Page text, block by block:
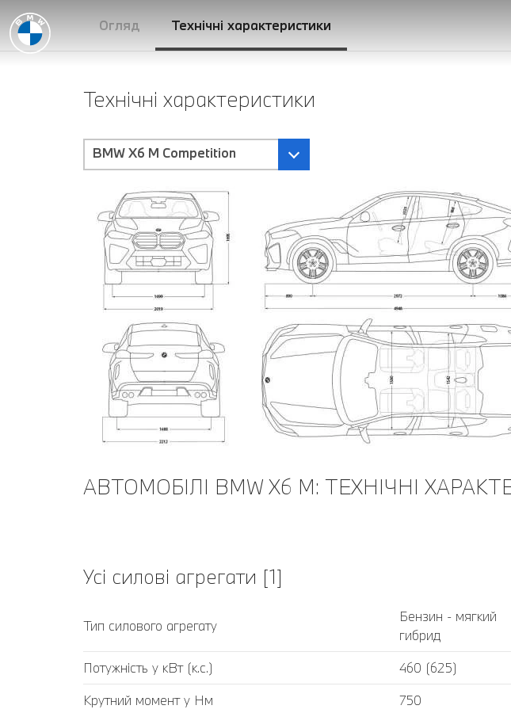
Огляд Технічні характеристики
Технічні характеристики
BMW X6 M Competition
АВТОМОБІЛІ BMW X6 M: ТЕХНІЧНІ
Усі силові агрегати [1]
Тип силового агрегату
Бензин - мягкий
гибрид
Потужність у кВт (к.с.)
460 (625)
Крутний момент у Нм
750